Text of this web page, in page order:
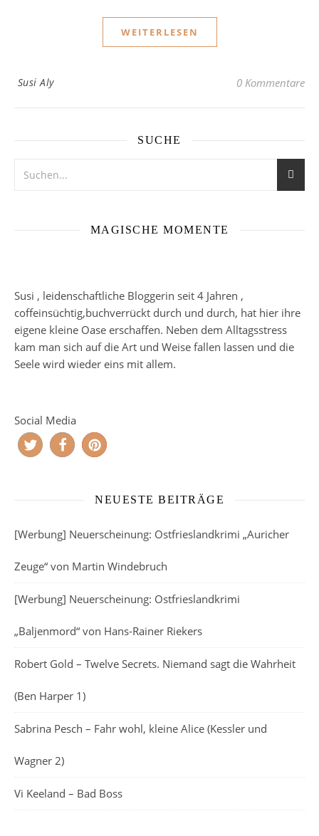
WEITERLESEN
Susi Aly 0 Kommentare
SUCHE
MAGISCHE MOMENTE
Susi , leidenschaftliche Bloggerin seit 4 Jahren ,
coffeinsüchtig,buchverrückt durch und durch, hat hier ihre
eigene kleine Oase erschaffen. Neben dem Alltagsstress
kam man sich auf die Art und Weise fallen lassen und die
Seele wird wieder eins mit allem.
Social Media
NEUESTE BEITRÄGE
[Werbung] Neuerscheinung: Ostfrieslandkrimi „Auricher
Zeuge“ von Martin Windebruch
[Werbung] Neuerscheinung: Ostfrieslandkrimi
„Baljenmord“ von Hans-Rainer Riekers
Robert Gold – Twelve Secrets. Niemand sagt die Wahrheit
(Ben Harper 1)
Sabrina Pesch – Fahr wohl, kleine Alice (Kessler und
Wagner 2)
Vi Keeland – Bad Boss